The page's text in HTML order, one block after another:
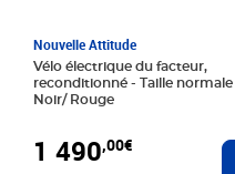
Nouvelle Attitude
Vélo électrique du facteur,
reconditionné - Taille normale -
Noir/ Rouge
1 490,00€